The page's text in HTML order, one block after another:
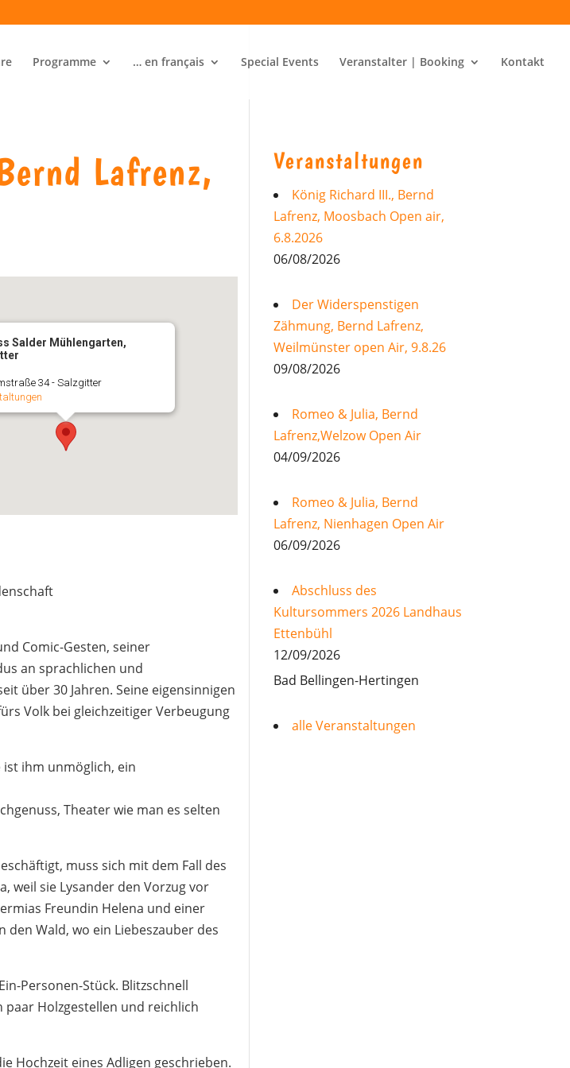
Programme … en français Special Events Veranstalter | Booking Kontakt
Lafrenz,
Salder Mühlengarten,
34 - Salzgitter
Comic-Gesten, seiner
an sprachlichen und
über 30 Jahren. Seine eigensinnigen
Volk bei gleichzeitiger Verbeugung
ist ihm unmöglich, ein
Theater wie man es selten
muss sich mit dem Fall des
weil sie Lysander den Vorzug vor
Freundin Helena und einer
Wald, wo ein Liebeszauber des
Personen-Stück. Blitzschnell
Holzgestellen und reichlich
Hochzeit eines Adligen geschrieben.
Veranstaltungen
König Richard III., Bernd
Lafrenz, Moosbach Open air,
6.8.2026
06/08/2026
Der Widerspenstigen
Zähmung, Bernd Lafrenz,
Weilmünster open Air, 9.8.26
09/08/2026
Romeo & Julia, Bernd
Lafrenz,Welzow Open Air
04/09/2026
Romeo & Julia, Bernd
Lafrenz, Nienhagen Open Air
06/09/2026
Abschluss des
Kultursommers 2026 Landhaus
Ettenbühl
12/09/2026
Bad Bellingen-Hertingen
alle Veranstaltungen